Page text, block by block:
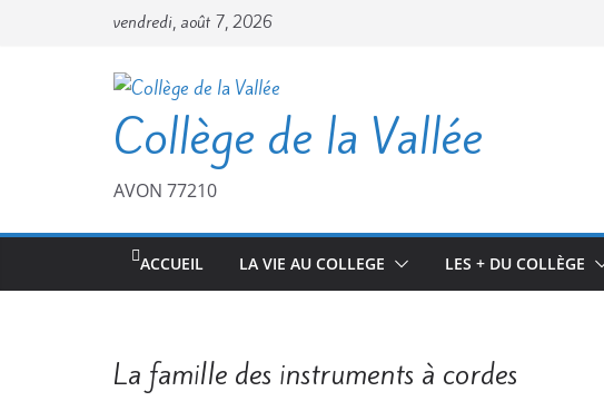
vendredi, août 7, 2026
Collège de la Vallée
AVON 77210
ACCUEIL LA VIE AU COLLEGE LES + DU COLLÈGE
La famille des instruments à cordes